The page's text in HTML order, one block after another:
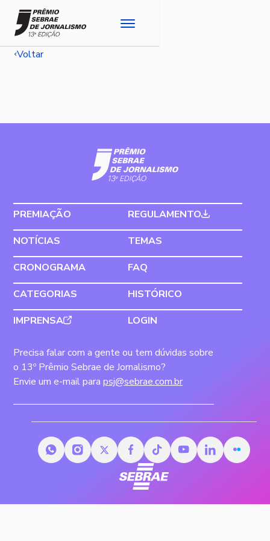
Voltar
PREMIAÇÃO
REGULAMENTO
NOTÍCIAS
TEMAS
CRONOGRAMA
FAQ
CATEGORIAS
HISTÓRICO
IMPRENSA
LOGIN
Precisa falar com a gente ou tem dúvidas sobre
o 13º Prêmio Sebrae de Jornalismo?
Envie um e-mail para psj@sebrae.com.br